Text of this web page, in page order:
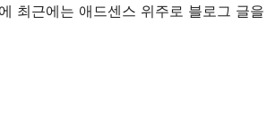
최근에는 애드센스 위주로 블로그 글을